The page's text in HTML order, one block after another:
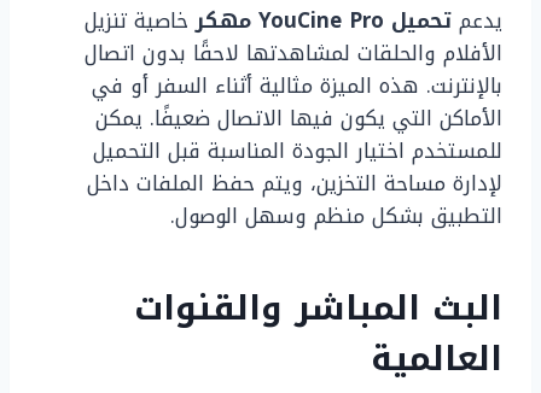
يدعمتحميل YouCine Pro مهكر
خاصية تنزيل
الأفلام والحلقات لمشاهدتها لاحقًا بدون اتصال
بالإنترنت. هذه الميزة مثالية أثناء السفر أو في
الأماكن التي يكون فيها الاتصال ضعيفًا. يمكن
للمستخدم اختيار الجودة المناسبة قبل التحميل
لإدارة مساحة التخزين، ويتم حفظ الملفات داخل
التطبيق بشكل منظم وسهل الوصول.
البث المباشر والقنوات
العالمية